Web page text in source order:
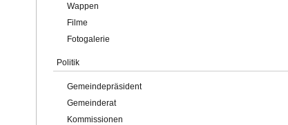
Wappen
Filme
Fotogalerie
Politik
Gemeindepräsident
Gemeinderat
Kommissionen